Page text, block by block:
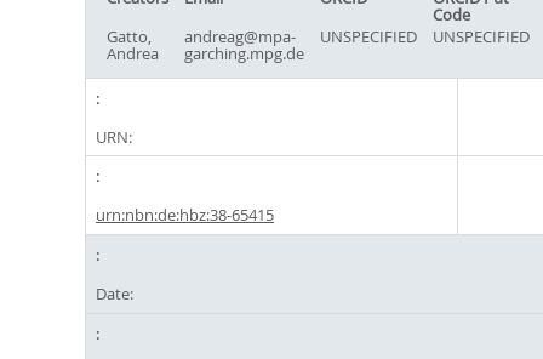
Code
Gatto,
Andrea
andreag@mpa-
garching.mpg.de
UNSPECIFIED UNSPECIFIED
URN:
urn:nbn:de:hbz:38-65415
Date: